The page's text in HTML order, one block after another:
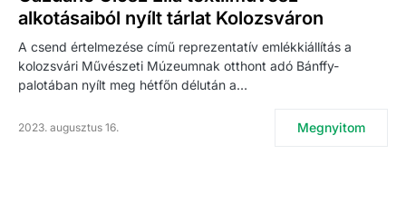
alkotásaiból nyílt tárlat Kolozsváron
A csend értelmezése című reprezentatív emlékkiállítás a
kolozsvári Művészeti Múzeumnak otthont adó Bánffy-
palotában nyílt meg hétfőn délután a…
2023. augusztus 16. Megnyitom